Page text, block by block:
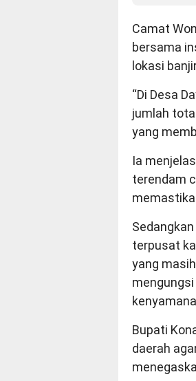
Camat
bersama
lokasi
“Di Desa
jumlah
yang
Ia
terendam
terpusat
yang
Bupati
daerah